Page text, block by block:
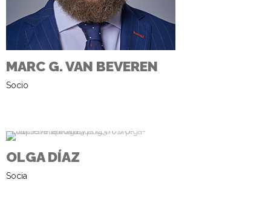
MARC G. VAN BEVEREN
Socio
OLGA DÍAZ
Socia